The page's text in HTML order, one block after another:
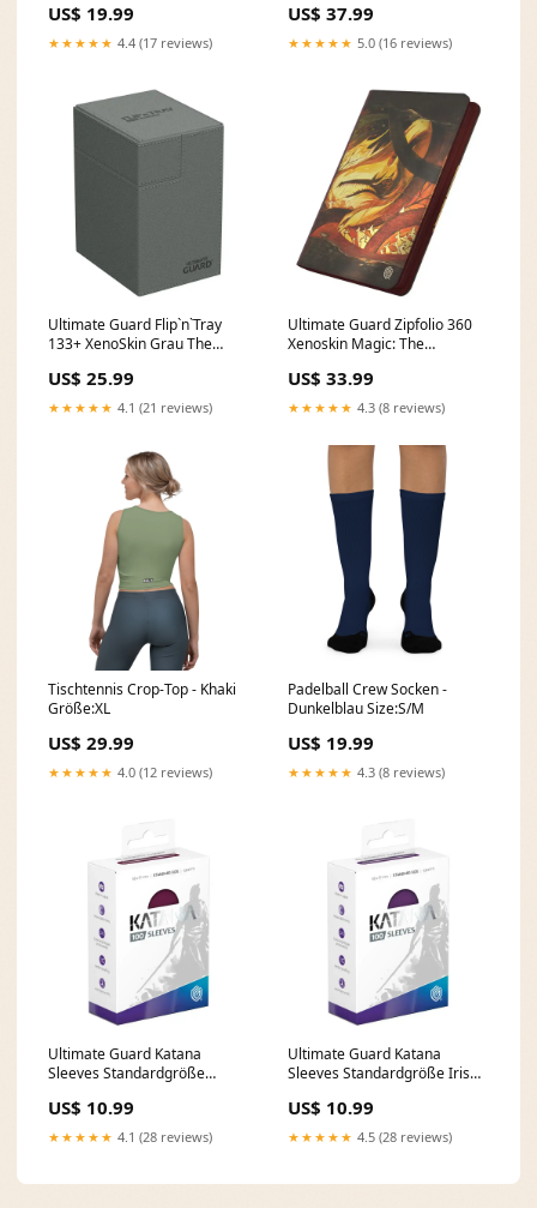
US$ 19.99
★★★★★ 4.4 (17 reviews)
US$ 37.99
★★★★★ 5.0 (16 reviews)
Ultimate Guard Flip`n`Tray
133+ XenoSkin Grau The
US$ 25.99
★★★★★ 4.1 (21 reviews)
Ultimate Guard Zipfolio 360
Xenoskin Magic: The
Season of Loss Hot Toys
Marvel
US$ 33.99
★★★★★ 4.3 (8 reviews)
Tischtennis Crop-Top - Khaki
Größe:XL
US$ 29.99
★★★★★ 4.0 (12 reviews)
Padelball Crew Socken -
Dunkelblau Size:S/M
US$ 19.99
★★★★★ 4.3 (8 reviews)
Ultimate Guard Katana
Sleeves Standardgröße
Clancy´s Rainbow Six
US$ 10.99
★★★★★ 4.1 (28 reviews)
Ultimate Guard Katana
Sleeves Standardgröße Iris
US$ 10.99
★★★★★ 4.5 (28 reviews)